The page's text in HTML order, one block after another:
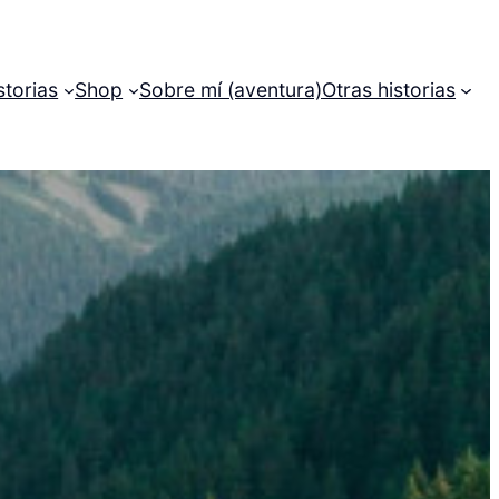
Shop Sobre mí (aventura)Otras historias